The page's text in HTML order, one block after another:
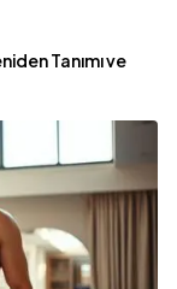
Tanımı ve